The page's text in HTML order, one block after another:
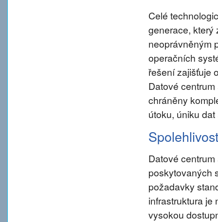
Celé
generace, který
neoprávněným
operačních
řešení zajišťuje
Datové
chráněny
útoku, úniku
Spolehlivost
Datové
poskytovaných
požadavky
infrastruktura je
vysokou